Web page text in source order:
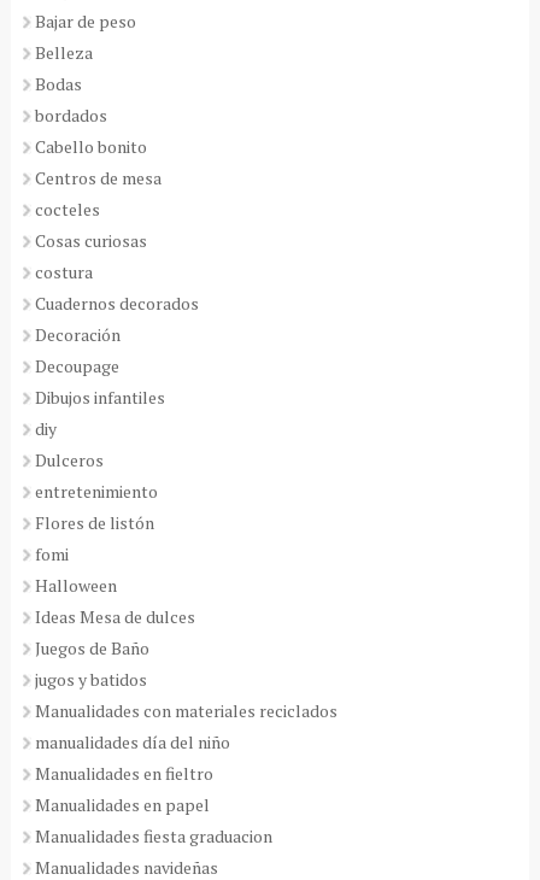
Bajar de peso
Belleza
Bodas
bordados
Cabello bonito
Centros de mesa
cocteles
Cosas curiosas
costura
Cuadernos decorados
Decoración
Decoupage
Dibujos infantiles
diy
Dulceros
entretenimiento
Flores de listón
fomi
Halloween
Ideas Mesa de dulces
Juegos de Baño
jugos y batidos
Manualidades con materiales reciclados
manualidades día del niño
Manualidades en fieltro
Manualidades en papel
Manualidades fiesta graduacion
Manualidades navideñas